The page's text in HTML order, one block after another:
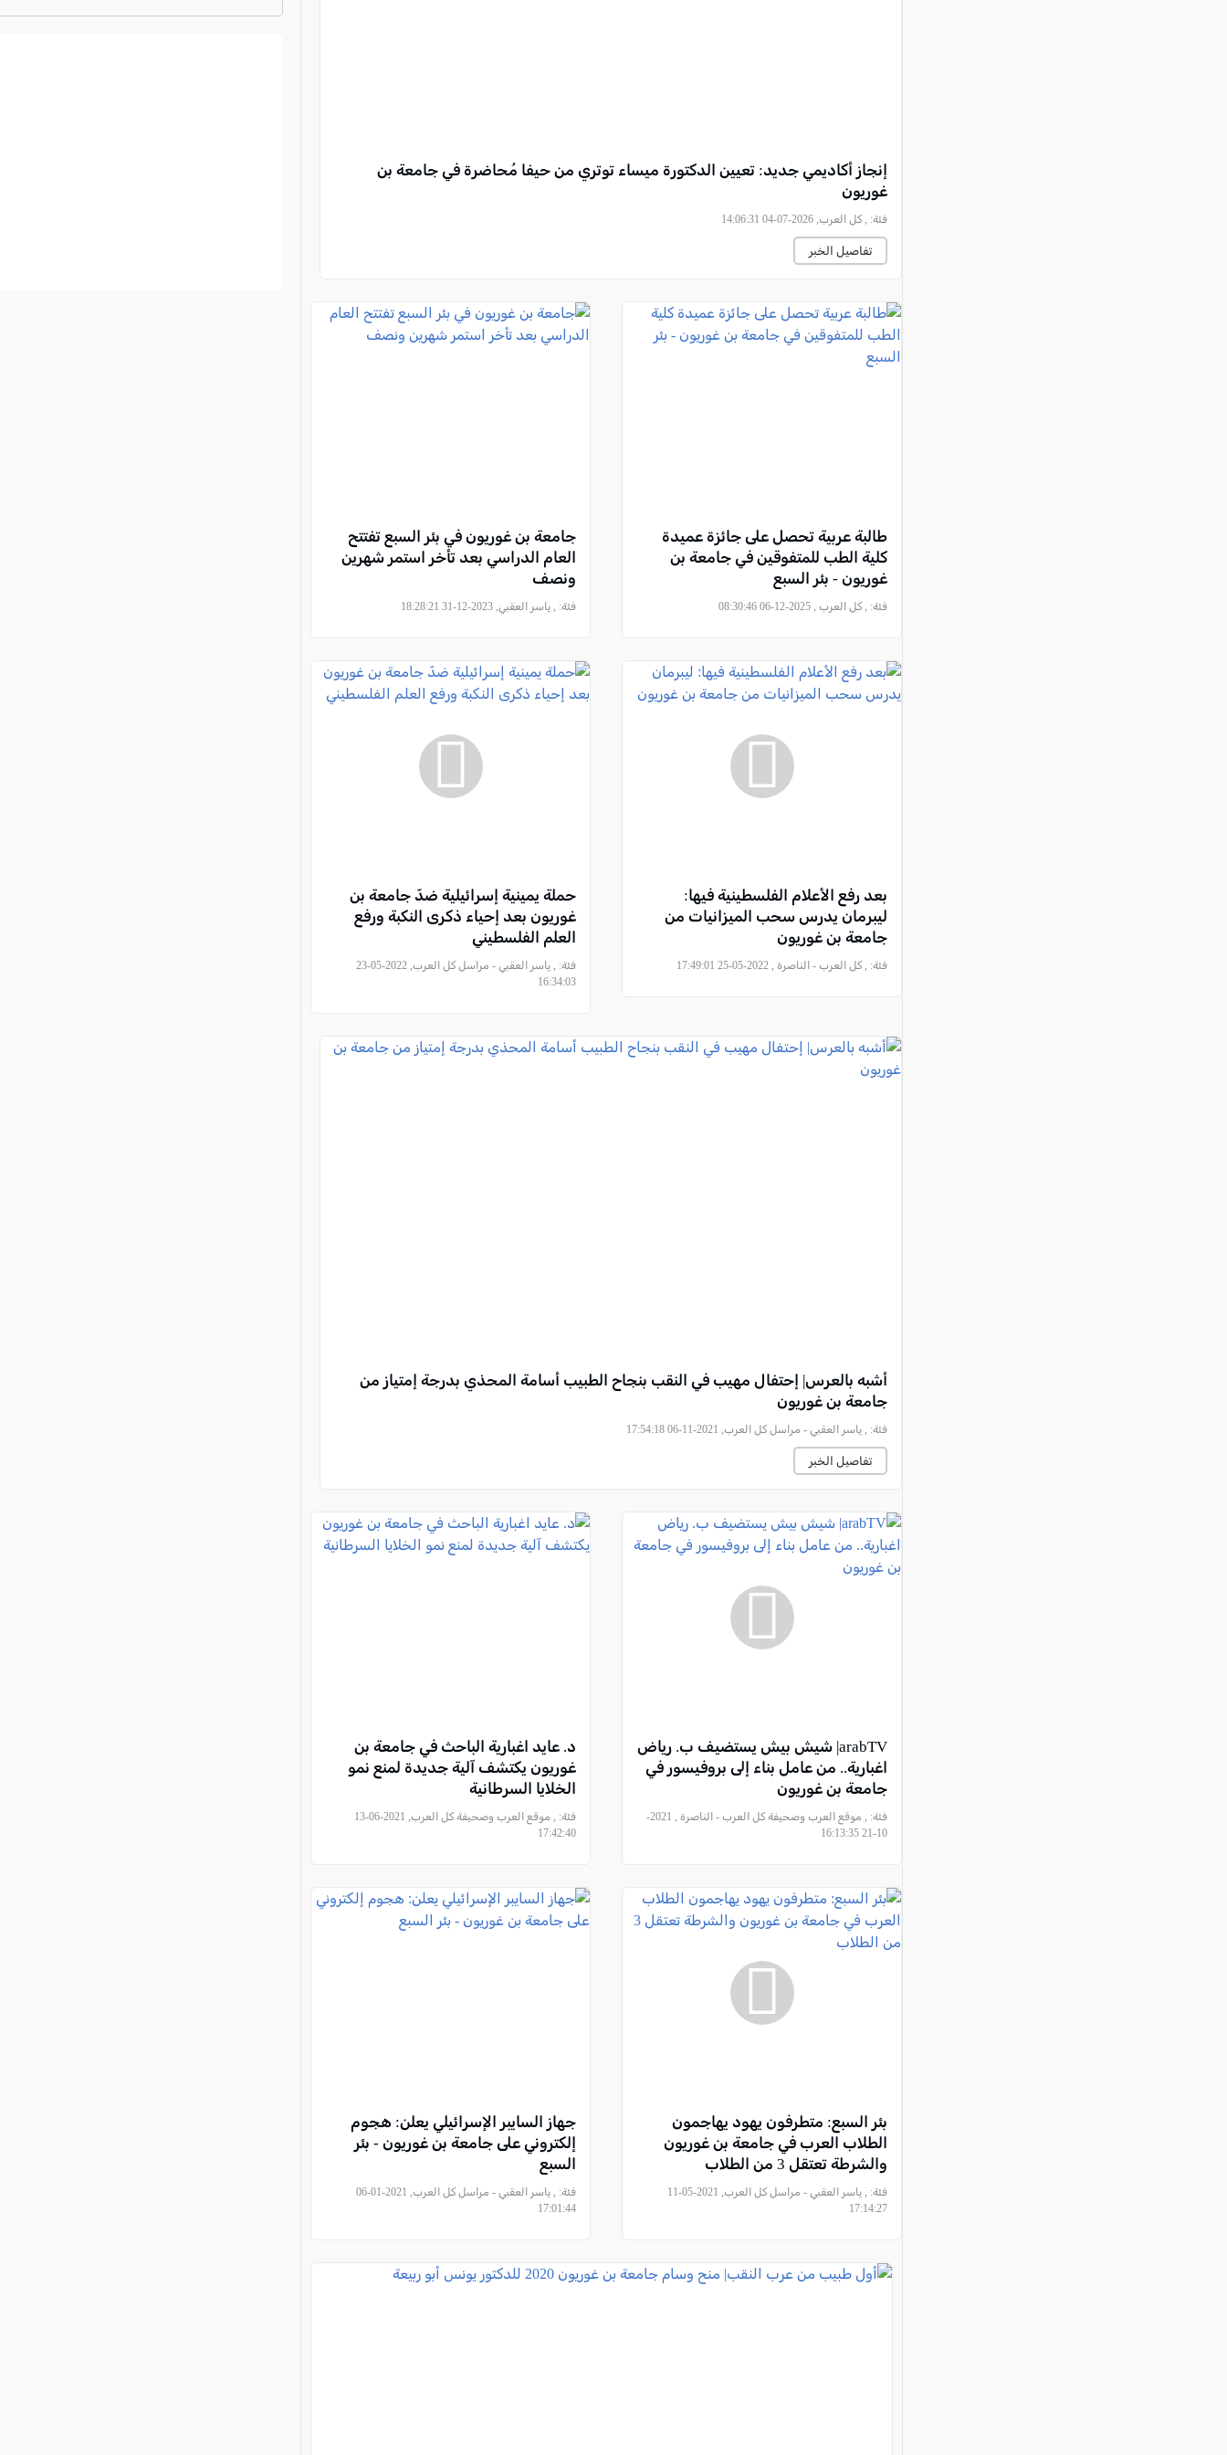
إنجاز أكاديمي جديد: تعيين الدكتورة ميساء توتري من حيفا مُحاضرة في جامعة بن
غوريون
فئة: , كل العرب, 2026-07-04 14:06:31
تفاصيل الخبر
طالبة عربية تحصل على جائزة عميدة
كلية الطب للمتفوقين في جامعة بن
غوريون - بئر السبع
فئة: , كل العرب , 2025-12-06 08:30:46
جامعة بن غوريون في بئر السبع تفتتح
العام الدراسي بعد تأخر استمر شهرين
ونصف
فئة: , ياسر العقبي, 2023-12-31 18:28:21
بعد رفع الأعلام الفلسطينية فيها:
ليبرمان يدرس سحب الميزانيات من
جامعة بن غوريون
فئة: , كل العرب - الناصرة , 2022-05-25 17:49:01
حملة يمينية إسرائيلية ضدّ جامعة بن
غوريون بعد إحياء ذكرى النكبة ورفع
العلم الفلسطيني
فئة:
, ياسر العقبي - مراسل كل العرب, 2022-05-23
16:34:03
أشبه بالعرس| إحتفال مهيب في النقب بنجاح الطبيب أسامة المحذي بدرجة إمتياز من
جامعة بن غوريون
فئة: , ياسر العقبي - مراسل كل العرب, 2021-11-06 17:54:18
تفاصيل الخبر
arabTV| شيش بيش يستضيف ب. رياض
اغبارية.. من عامل بناء إلى بروفيسور في
جامعة بن غوريون
فئة:
, موقع العرب وصحيفة كل العرب - الناصرة , 2021-
10-21 16:13:35
د. عايد اغبارية الباحث في جامعة بن
غوريون يكتشف آلية جديدة لمنع نمو
الخلايا السرطانية
فئة:
, موقع العرب وصحيفة كل العرب, 2021-06-13
17:42:40
بئر السبع: متطرفون يهود يهاجمون
الطلاب العرب في جامعة بن غوريون
والشرطة تعتقل 3 من الطلاب
فئة:
, ياسر العقبي - مراسل كل العرب, 2021-05-11
17:14:27
جهاز السايبر الإسرائيلي يعلن: هجوم
إلكتروني على جامعة بن غوريون - بئر
السبع
فئة:
, ياسر العقبي - مراسل كل العرب, 2021-01-06
17:01:44
2024-2025